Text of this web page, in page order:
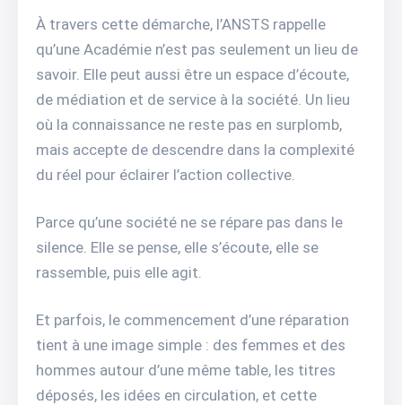
À travers cette démarche, l’ANSTS rappelle
qu’une Académie n’est pas seulement un lieu de
savoir. Elle peut aussi être un espace d’écoute,
de médiation et de service à la société. Un lieu
où la connaissance ne reste pas en surplomb,
mais accepte de descendre dans la complexité
du réel pour éclairer l’action collective.
Parce qu’une société ne se répare pas dans le
silence. Elle se pense, elle s’écoute, elle se
rassemble, puis elle agit.
Et parfois, le commencement d’une réparation
tient à une image simple : des femmes et des
hommes autour d’une même table, les titres
déposés, les idées en circulation, et cette